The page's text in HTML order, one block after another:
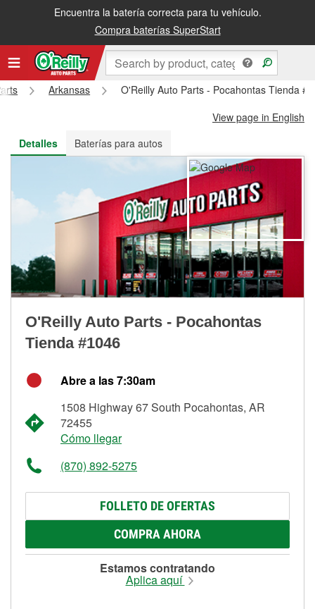
Encuentra la batería correcta para tu vehículo.
Compra baterías SuperStart
Recibe tu orden gratis al día siguiente o recógela en la tienda
Arkansas
O'Reilly Auto Parts - Pocahontas Tienda
View page in English
Detalles
Baterías para autos
O'Reilly Auto Parts - Pocahontas
Tienda #1046
Abre a las 7:30am
1508 Highway 67 South Pocahontas, AR
72455
Cómo llegar
(870) 892-5275
FOLLETO DE OFERTAS
COMPRA AHORA
Estamos contratando
Aplica aquí